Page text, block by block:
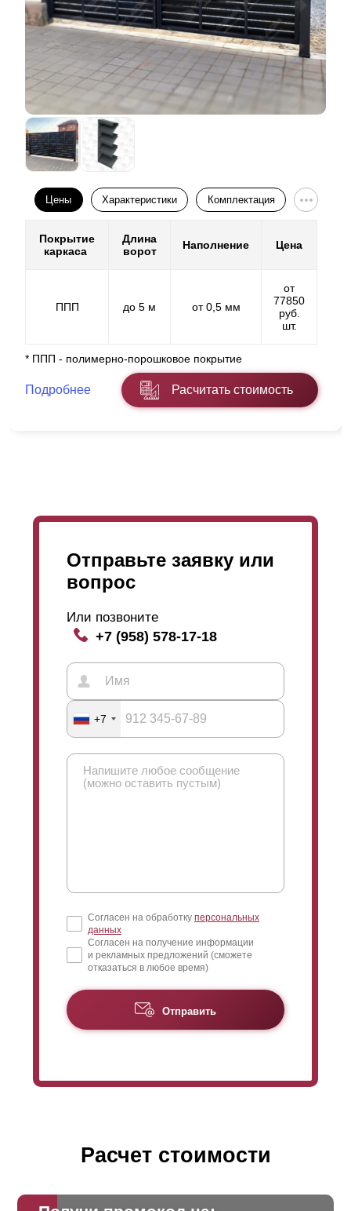
Цены Характеристики Комплектация
Покрытие
каркаса
Длина
ворот
Наполнение Цена
ППП до 5 м от 0,5 мм
от
77850
руб.
шт.
* ППП - полимерно-порошковое покрытие
Подробнее Расчитать стоимость
Отправьте заявку или
вопрос
Или позвоните
+7 (958) 578-17-18
+7
Согласен на обработку персональных
данных
Согласен на получение информации
и рекламных предложений (сможете
отказаться в любое время)
Отправить
Расчет стоимости